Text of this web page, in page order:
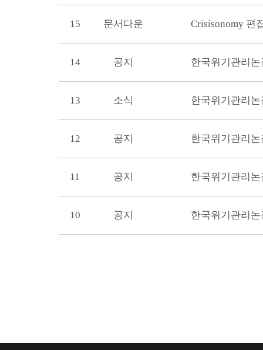
15 문서다운 Crisisonomy 편
14 공지 한국위기관리
13 소식 한국위기관리
12 공지 한국위기관리
11 공지 한국위기관리
10 공지